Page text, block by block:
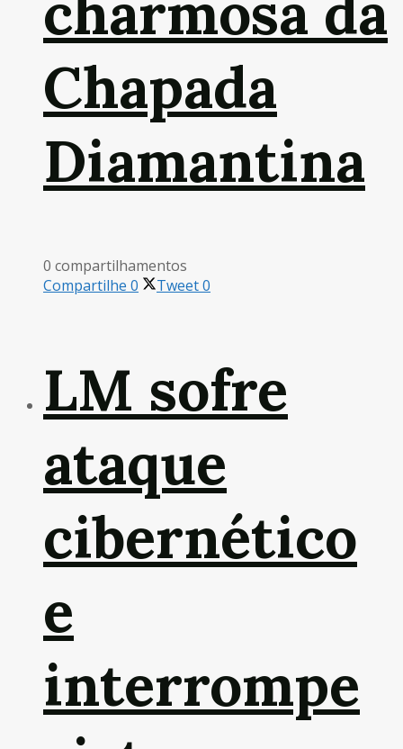
Chapada
Diamantina
0 compartilhamentos
Compartilhe 0 Tweet0
LM sofre
ataque
cibernético
e
interrompe